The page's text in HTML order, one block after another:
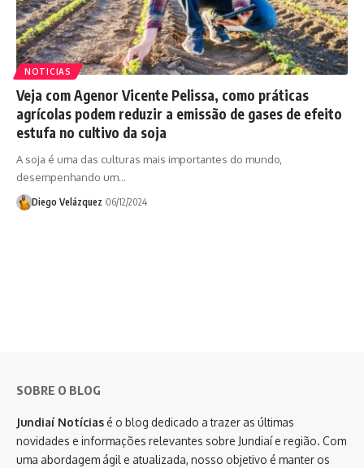
NOTICIAS
Veja com Agenor Vicente Pelissa, como práticas
agrícolas podem reduzir a emissão de gases de efeito
estufa no cultivo da soja
A soja é uma das culturas mais importantes do mundo,
desempenhando um…
Diego Velázquez 06/12/2024
SOBRE O BLOG
Jundiaí Notícias é o blog dedicado a trazer as últimas
novidades e informações relevantes sobre Jundiaí e região. Com
uma abordagem ágil e atualizada, nosso objetivo é manter os